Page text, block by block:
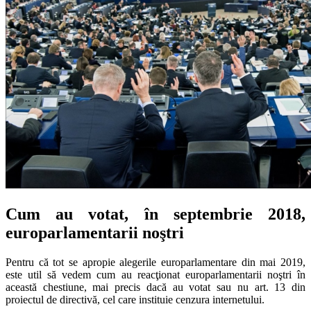
Cum au votat, în septembrie 2018,
europarlamentarii noştri
Pentru că tot se apropie alegerile europarlamentare din mai 2019,
este util să vedem cum au reacţionat europarlamentarii noştri în
această chestiune, mai precis dacă au votat sau nu art. 13 din
proiectul de directivă, cel care instituie cenzura internetului.